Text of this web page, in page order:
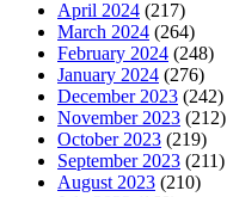
April 2024 (217)
March 2024 (264)
February 2024 (248)
January 2024 (276)
December 2023 (242)
November 2023 (212)
October 2023 (219)
September 2023 (211)
August 2023 (210)